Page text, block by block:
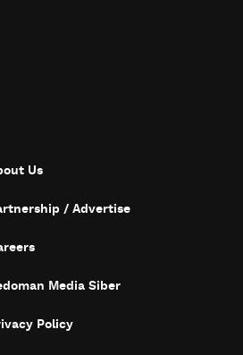
Us
/ Advertise
Media Siber
Policy